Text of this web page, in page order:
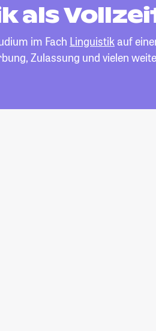
als
im Fach Linguistik auf
Zulassung und vielen